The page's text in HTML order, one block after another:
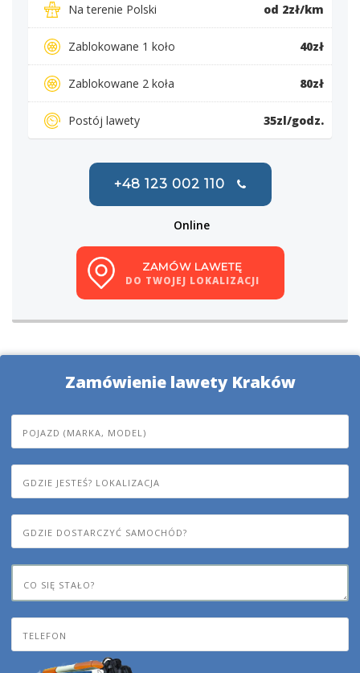
Na terenie Polski od 2zł/km
Zablokowane 1 koło 40zł
Zablokowane 2 koła 80zł
Postój lawety 35zl/godz.
+48 123 002 110
Online
ZAMÓW LAWETĘ
DO TWOJEJ LOKALIZACJI
Zamówienie lawety Kraków